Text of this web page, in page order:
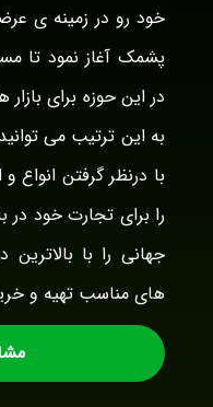
پشمک آغاز نمود تا
در این حوزه برای
به این ترتیب می
با درنظر گرفتن انواع
را برای تجارت خود در
جهانی را با
های مناسب تهیه و